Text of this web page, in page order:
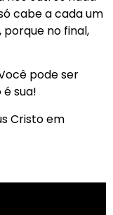
cabe a cada um
porque no final,
pode ser
sua!
Cristo em